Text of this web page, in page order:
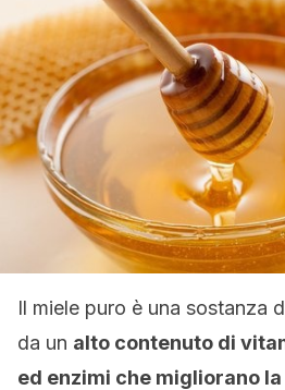
Il miele puro è una sostanza
da un alto contenuto di
ed enzimi che migliorano